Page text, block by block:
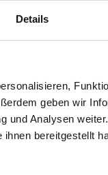
Details
geben wir
und Analysen
bereitgestellt